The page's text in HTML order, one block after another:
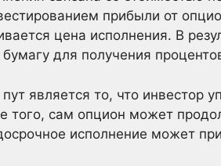
прибыли от
цена исполнения. В
для получения
является то, что инвестор
того, сам опцион может
исполнение может